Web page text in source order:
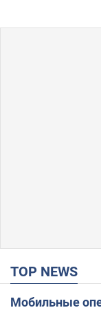
TOP NEWS
Мобильные